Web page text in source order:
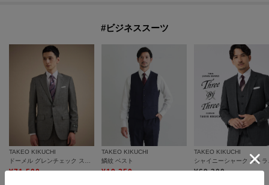
#ビジネススーツ
TAKEO KIKUCHI
ドーメル グレンチェック スーツ
¥71,500
TAKEO KIKUCHI
鱗紋 ベスト
¥19,250
TAKEO KIKUCHI
シャ
¥69,300